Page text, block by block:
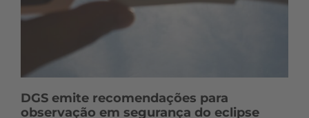
DGS emite recomendações para
observação em segurança do eclipse